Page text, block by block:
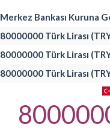
Merkez Bankası Kuruna
80000000 Türk Lirası
80000000 Türk Lirası
80000000 Türk Lirası